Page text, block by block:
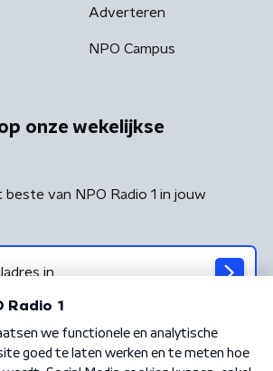
Adverteren
NPO Campus
onze wekelijkse
beste van NPO Radio 1 in jouw